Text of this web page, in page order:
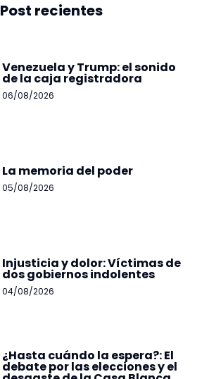
Post recientes
Venezuela y Trump: el sonido
de la caja registradora
06/08/2026
La memoria del poder
05/08/2026
Injusticia y dolor: Víctimas de
dos gobiernos indolentes
04/08/2026
¿Hasta cuándo la espera?: El
debate por las elecciones y el